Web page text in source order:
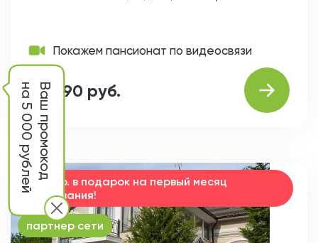
Покажем пансионат по видеосвязи
от 990 руб.
15000 р. в подарок на первый месяц
проживания!
партнер сети
Ваш промокод
на 5 000 рублей